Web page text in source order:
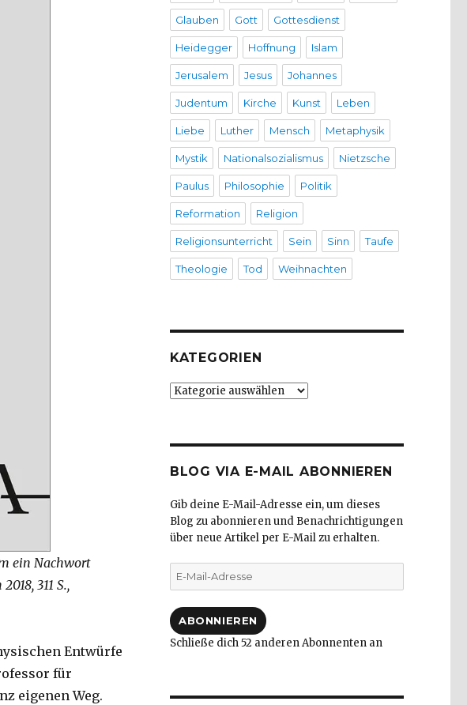
ein Nachwort
311 S.,
Entwürfe
für
eigenen Weg.
Glauben Gott Gottesdienst
Heidegger Hoffnung Islam
Jerusalem Jesus Johannes
Judentum Kirche Kunst Leben
Liebe Luther Mensch Metaphysik
Mystik Nationalsozialismus Nietzsche
Paulus Philosophie Politik
Reformation Religion
Religionsunterricht Sein Sinn Taufe
Theologie Tod Weihnachten
KATEGORIEN
Kategorien
BLOG VIA E-MAIL ABONNIEREN
Gib deine E-Mail-Adresse ein, um dieses
Blog zu abonnieren und Benachrichtigungen
über neue Artikel per E-Mail zu erhalten.
E-
Mail-
ABONNIEREN
Schließe dich 52 anderen Abonnenten an